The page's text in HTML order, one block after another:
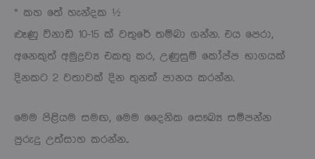
* කහ තේ හැන්දක ½
ළූණු විනාඩි 10-15 ක් වතුරේ තම්බා ගන්න. එය පෙරා,
අනෙකුත් අමුද්‍රව්‍ය එකතු කර, උණුසුම් කෝප්ප භාගයක්
දිනකට 2 වතාවක් දින තුනක් පානය කරන්න.
මෙම පිළියම සමඟ, මෙම දෛනික සෞඛ්‍ය සම්පන්න
පුරුදු උත්සාහ කරන්න..